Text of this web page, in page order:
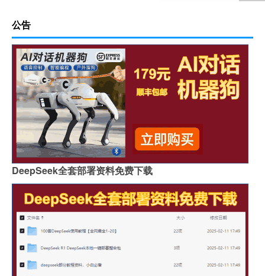
公告
DeepSeek全套部署资料免费下载